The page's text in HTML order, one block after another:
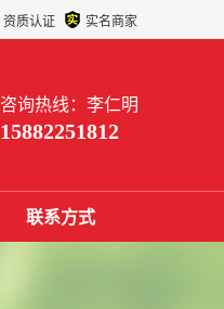
资质认证 实名商家
咨询热线：李仁明
15882251812
联系方式